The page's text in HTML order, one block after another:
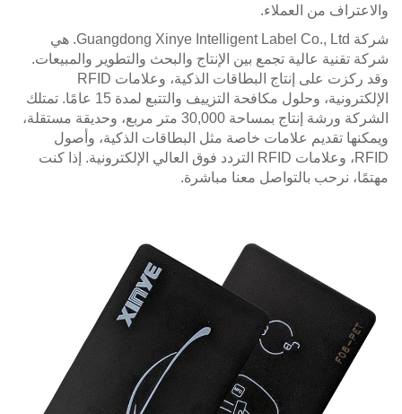
والاعتراف من العملاء.
شركة Guangdong Xinye Intelligent Label Co., Ltd. هي
شركة تقنية عالية تجمع بين الإنتاج والبحث والتطوير والمبيعات.
وقد ركزت على إنتاج البطاقات الذكية، وعلامات RFID
الإلكترونية، وحلول مكافحة التزييف والتتبع لمدة 15 عامًا. تمتلك
الشركة ورشة إنتاج بمساحة 30,000 متر مربع، وحديقة مستقلة،
ويمكنها تقديم علامات خاصة مثل البطاقات الذكية، وأصول
RFID، وعلامات RFID التردد فوق العالي الإلكترونية. إذا كنت
مهتمًا، نرحب بالتواصل معنا مباشرة.